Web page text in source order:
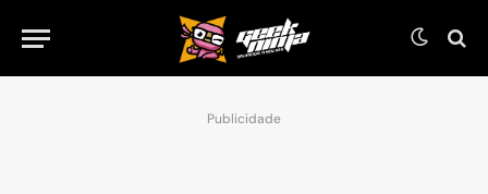
Publicidade